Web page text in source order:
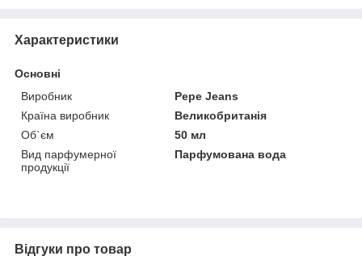
Характеристики
Основні
Виробник
Pepe Jeans
Країна виробник
Великобританія
Об`єм
50 мл
Вид парфумерної
продукції
Парфумована вода
Відгуки про товар